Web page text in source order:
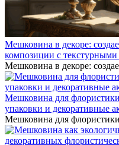
Мешковина в декоре:
композиции с текстурными
Мешковина в декоре:
Мешковина для
упаковки и декоративные
Мешковина для